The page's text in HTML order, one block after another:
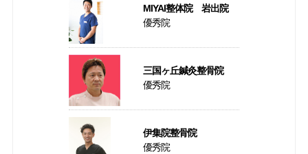
MIYAI整体院 岩出院
優秀院
三国ヶ丘鍼灸整骨院
優秀院
伊集院整骨院
優秀院